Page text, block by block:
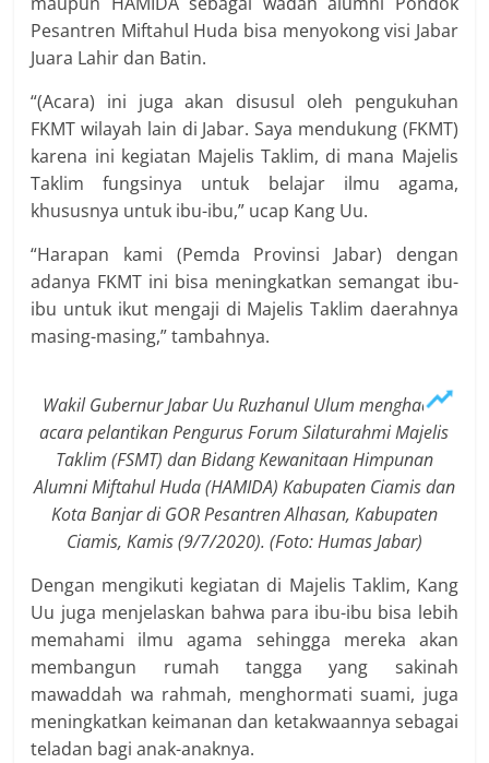
Pesantren Miftahul Huda bisa menyokong visi Jabar
Juara Lahir dan Batin.
“(Acara) ini juga akan disusul oleh pengukuhan
FKMT wilayah lain di Jabar. Saya mendukung (FKMT)
karena ini kegiatan Majelis Taklim, di mana Majelis
Taklim fungsinya untuk belajar ilmu agama,
khususnya untuk ibu-ibu,” ucap Kang Uu.
“Harapan kami (Pemda Provinsi Jabar) dengan
adanya FKMT ini bisa meningkatkan semangat ibu-
ibu untuk ikut mengaji di Majelis Taklim daerahnya
masing-masing,” tambahnya.
Wakil Gubernur Jabar Uu Ruzhanul Ulum menghadiri
acara pelantikan Pengurus Forum Silaturahmi Majelis
Taklim (FSMT) dan Bidang Kewanitaan Himpunan
Alumni Miftahul Huda (HAMIDA) Kabupaten Ciamis dan
Kota Banjar di GOR Pesantren Alhasan, Kabupaten
Ciamis, Kamis (9/7/2020). (Foto: Humas Jabar)
Dengan mengikuti kegiatan di Majelis Taklim, Kang
Uu juga menjelaskan bahwa para ibu-ibu bisa lebih
memahami ilmu agama sehingga mereka akan
membangun rumah tangga yang sakinah
mawaddah wa rahmah, menghormati suami, juga
meningkatkan keimanan dan ketakwaannya sebagai
teladan bagi anak-anaknya.